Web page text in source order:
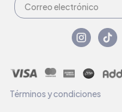
Términos y condiciones